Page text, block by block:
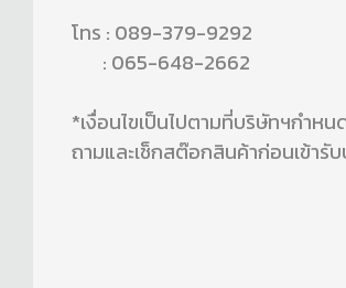
โทร : 089-379-9292
: 065-648-2662
*เงื่อนไขเป็นไปตามที่บริษัทฯกำห
ถามและเช็กสต๊อกสินค้าก่อนเข้ารับ